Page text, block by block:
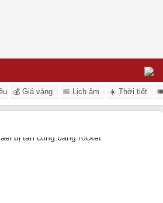
💰 Giá vàng 📅 Lịch âm ☀️ Thời tiết